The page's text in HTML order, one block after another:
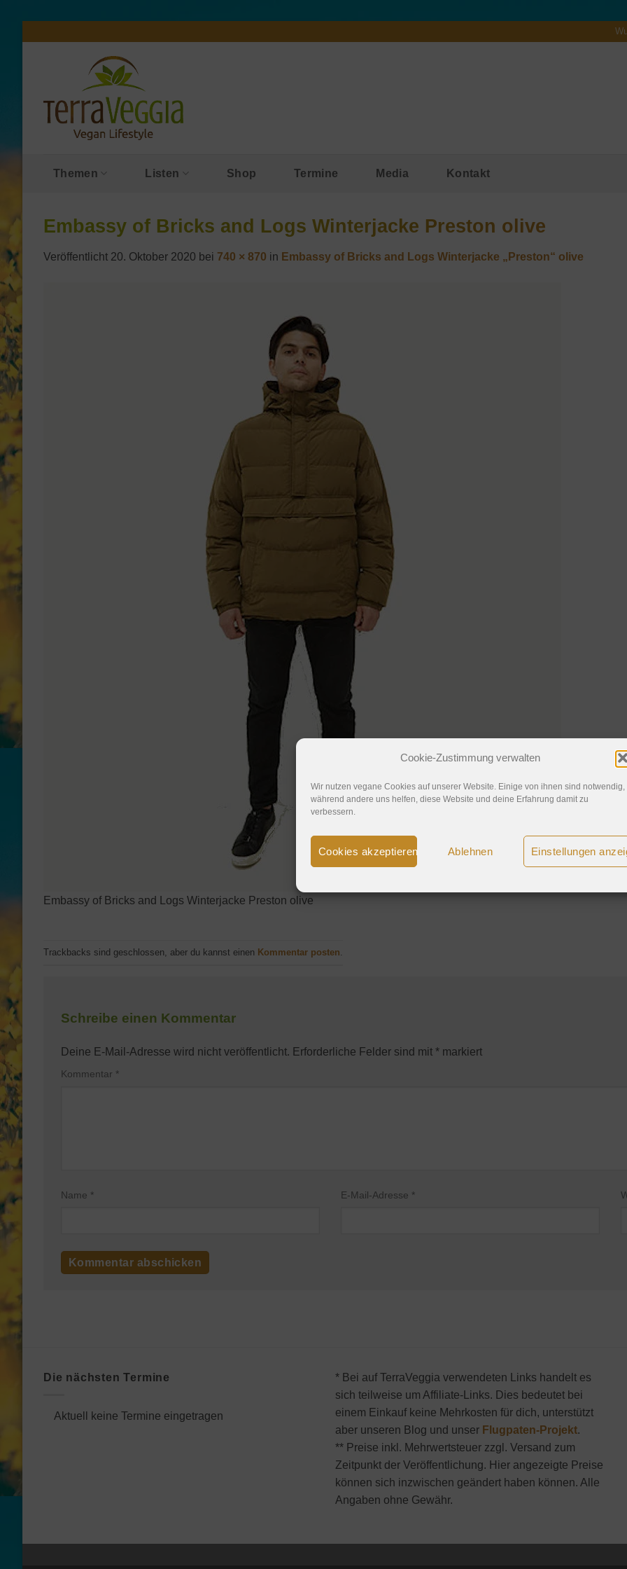
Cookie-Zustimmung verwalten
Wir nutzen vegane Cookies auf unserer Website. Einige von ihnen sind notwendig,
während andere uns helfen, diese Website und deine Erfahrung damit zu
verbessern.
Cookies akzeptieren Ablehnen Einstellungen
Themen Listen Shop Termine Media Kontakt
Embassy of Bricks and Logs Winterjacke Preston olive
Veröffentlicht 20. Oktober 2020 bei 740 × 870 in Embassy of Bricks and Logs Winterjacke „Preston“ olive
Embassy of Bricks and Logs Winterjacke Preston olive
Trackbacks sind geschlossen, aber du kannst einen Kommentar posten
Schreibe einen Kommentar
Deine E-Mail-Adresse wird nicht veröffentlicht. Erforderliche Felder sind mit * markiert
Kommentar *
Name * E-Mail-Adresse *
Die nächsten Termine
Aktuell keine Termine eingetragen
* Bei auf TerraVeggia verwendeten Links handelt es
sich teilweise um Affiliate-Links. Dies bedeutet bei
einem Einkauf keine Mehrkosten für dich, unterstützt
aber unseren Blog und unser Flugpaten-Projekt.
** Preise inkl. Mehrwertsteuer zzgl. Versand zum
Zeitpunkt der Veröffentlichung. Hier angezeigte Preise
können sich inzwischen geändert haben können. Alle
Angaben ohne Gewähr.